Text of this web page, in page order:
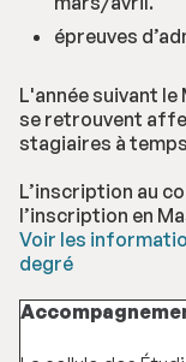
épreuves
L'année suivant
se retrouvent
stagiaires à
L’inscription au
l’inscription en
Voir les
degré